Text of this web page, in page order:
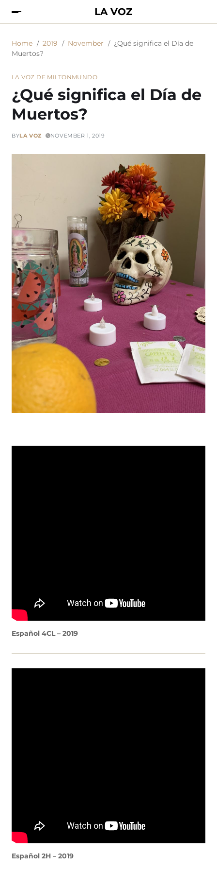
LA VOZ
Home 2019 November
¿Qué significa el Día de
Muertos?
LA VOZ DE MILTONMUNDO
¿Qué significa el Día de
Muertos?
BYLA VOZ NOVEMBER 1, 2019
Español 4CL – 2019
Español 2H – 2019